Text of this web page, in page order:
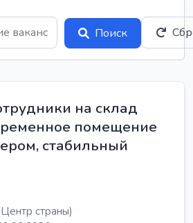
Поиск
на склад
помещение
стабильный
страны)